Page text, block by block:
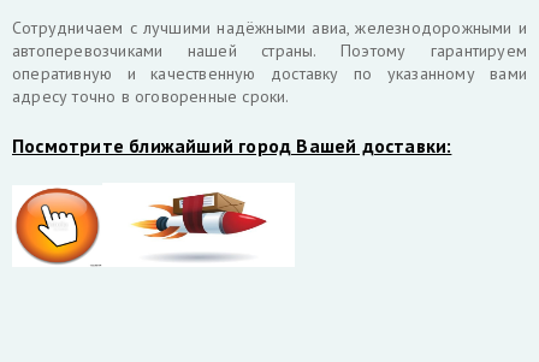
Cотрудничаем с лучшими надёжными авиа, железнодорожными и
автоперевозчиками нашей страны. Поэтому гарантируем
оперативную и качественную доставку по указанному вами
адресу точно в оговоренные сроки.
Посмотрите ближайший город Вашей доставки: